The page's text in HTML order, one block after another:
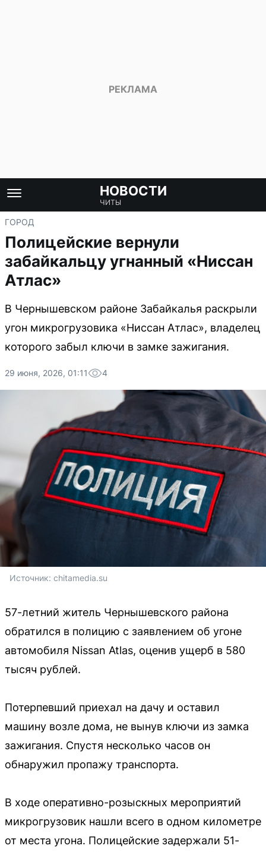
НОВОСТИ
ЧИТЫ
ГОРОД
Полицейские вернули
забайкальцу угнанный «Ниссан
Атлас»
В Чернышевском районе Забайкалья раскрыли
угон микрогрузовика «Ниссан Атлас», владелец
которого забыл ключи в замке зажигания.
29 июня, 2026, 01:11 4
Источник: chitamedia.su
57-летний житель Чернышевского района
обратился в полицию с заявлением об угоне
автомобиля Nissan Atlas, оценив ущерб в 580
тысяч рублей.
Потерпевший приехал на дачу и оставил
машину возле дома, не вынув ключи из замка
зажигания. Спустя несколько часов он
обнаружил пропажу транспорта.
В ходе оперативно-розыскных мероприятий
микрогрузовик нашли всего в одном километре
от места угона. Полицейские задержали 51-